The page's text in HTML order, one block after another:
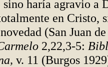
sino haría agravio a
en Cristo,
(San Juan
2,22,3-5:
v. 11 (Burgos